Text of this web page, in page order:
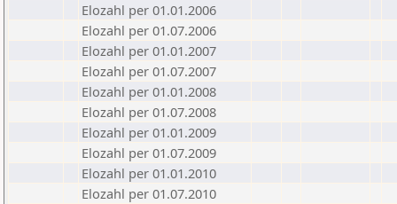
Elozahl per 01.01.2006
Elozahl per 01.07.2006
Elozahl per 01.01.2007
Elozahl per 01.07.2007
Elozahl per 01.01.2008
Elozahl per 01.07.2008
Elozahl per 01.01.2009
Elozahl per 01.07.2009
Elozahl per 01.01.2010
Elozahl per 01.07.2010